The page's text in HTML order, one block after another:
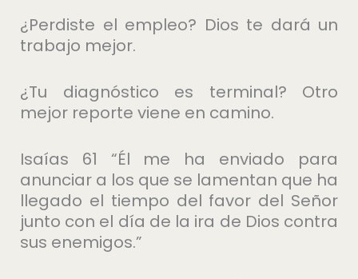
¿Perdiste el empleo? Dios te dará un
trabajo mejor.
¿Tu diagnóstico es terminal? Otro
mejor reporte viene en camino.
Isaías 61 “Él me ha enviado para
anunciar a los que se lamentan que ha
llegado el tiempo del favor del Señor
junto con el día de la ira de Dios contra
sus enemigos.”